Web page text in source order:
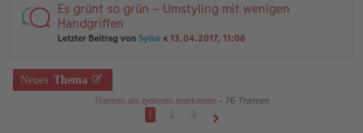
g
B
ei
tr
n
g
el
es
er
B
rs
te
r
u
g
el
es
Es grünt so grün – Umstyling mit wenigen
Handgriffen
Letzter Beitrag von Sylke « 13.04.2017, 11:08
Neues Thema
Themen als gelesen markieren• 76 Themen
1
2
3